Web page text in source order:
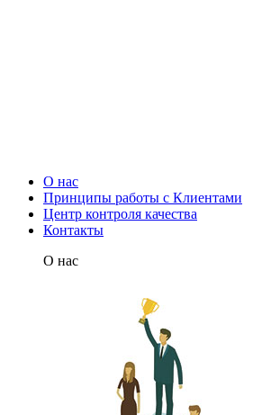
О нас
Принципы работы с Клиентами
Центр контроля качества
Контакты
О нас